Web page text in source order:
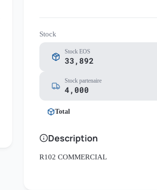
Stock
Stock EOS
33,892
Stock partenaire
4,000
Total
Description
R102 COMMERCIAL